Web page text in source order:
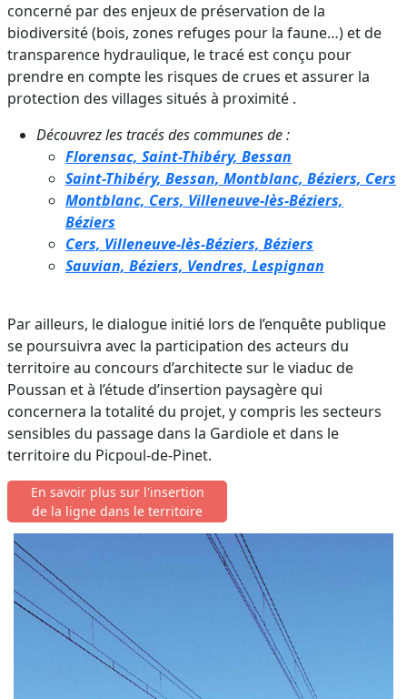
concerné par des enjeux de préservation de la
biodiversité (bois, zones refuges pour la faune…) et de
transparence hydraulique, le tracé est conçu pour
prendre en compte les risques de crues et assurer la
protection des villages situés à proximité .
Découvrez les tracés des communes de :
Florensac, Saint-Thibéry, Bessan
Saint-Thibéry, Bessan, Montblanc, Béziers, Cers
Montblanc, Cers, Villeneuve-lès-Béziers,
Béziers
Cers, Villeneuve-lès-Béziers, Béziers
Sauvian, Béziers, Vendres, Lespignan
Par ailleurs, le dialogue initié lors de l’enquête publique
se poursuivra avec la participation des acteurs du
territoire au concours d’architecte sur le viaduc de
Poussan et à l’étude d’insertion paysagère qui
concernera la totalité du projet, y compris les secteurs
sensibles du passage dans la Gardiole et dans le
territoire du Picpoul-de-Pinet.
En savoir plus sur l'insertion
de la ligne dans le territoire